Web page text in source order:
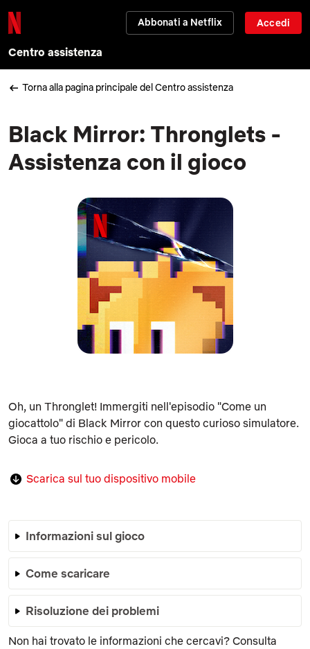
Abbonati a Netflix Accedi
Centro assistenza
Torna alla pagina principale del Centro assistenza
Black Mirror: Thronglets -
Assistenza con il gioco
Oh, un Thronglet! Immergiti nell'episodio "Come un
giocattolo" di Black Mirror con questo curioso simulatore.
Gioca a tuo rischio e pericolo.
Scarica sul tuo dispositivo mobile
Informazioni sul gioco
Come scaricare
Risoluzione dei problemi
Non hai trovato le informazioni che cercavi? Consulta